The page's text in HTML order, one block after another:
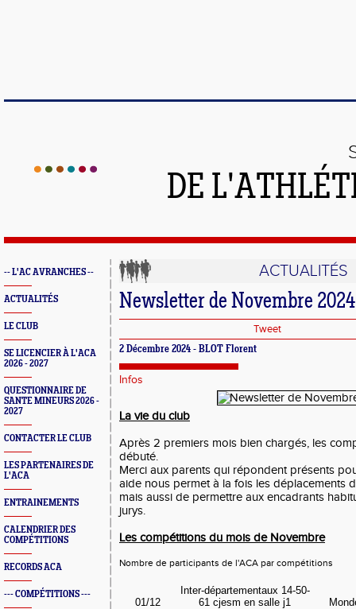
DE
-- L'AC AVRANCHES --
ACTUALITÉS
LE CLUB
SE LICENCIER À L'ACA
2026 - 2027
QUESTIONNAIRE DE
SANTE MINEURS 2026 -
2027
CONTACTER LE CLUB
LES PARTENAIRES DE
L'ACA
ENTRAINEMENTS
CALENDRIER DES
COMPÉTITIONS
RECORDS ACA
--- COMPÉTITIONS ---
ACTUALITÉS
Newsletter de Novembre 2024
Tweet
2 Décembre 2024 - BLOT Florent
Infos
La vie du club
Après 2 premiers mois bien chargés, les
débuté.
Merci aux parents qui répondent présents
aide nous permet à la fois les déplacements
mais aussi de permettre aux encadrants
jurys.
Les compétitions du mois de Novembre
Nombre de participants de l'ACA par compétitions
01/12
Inter-départementaux 14-50-
61 cjesm en salle j1